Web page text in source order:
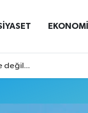
EKONOMİ
değil...